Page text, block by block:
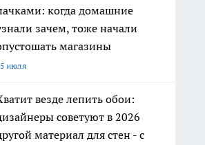
когда домашние
зачем, тоже начали
магазины
июля
везде лепить обои:
советуют в 2026
материал для стен - с